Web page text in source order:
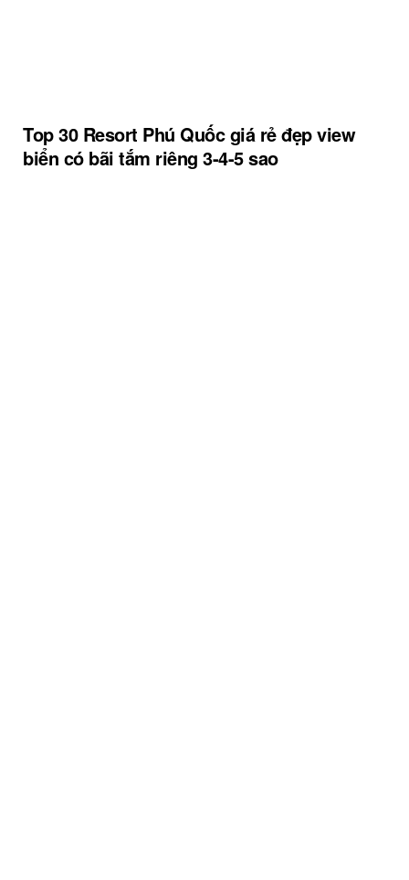
Top 30 Resort Phú Quốc giá rẻ đẹp view
biển có bãi tắm riêng 3-4-5 sao